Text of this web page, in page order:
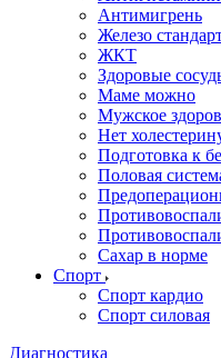
Антимигрень
Железо
ЖКТ
Здоровые
Маме можно
Мужское
Нет
Подготовка к
Половая
Сахар в норме
Спорт
Спорт кардио
Спорт силовая
Диагностика